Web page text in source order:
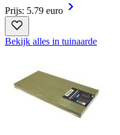
Prijs: 5.79 euro
Bekijk alles in tuinaarde